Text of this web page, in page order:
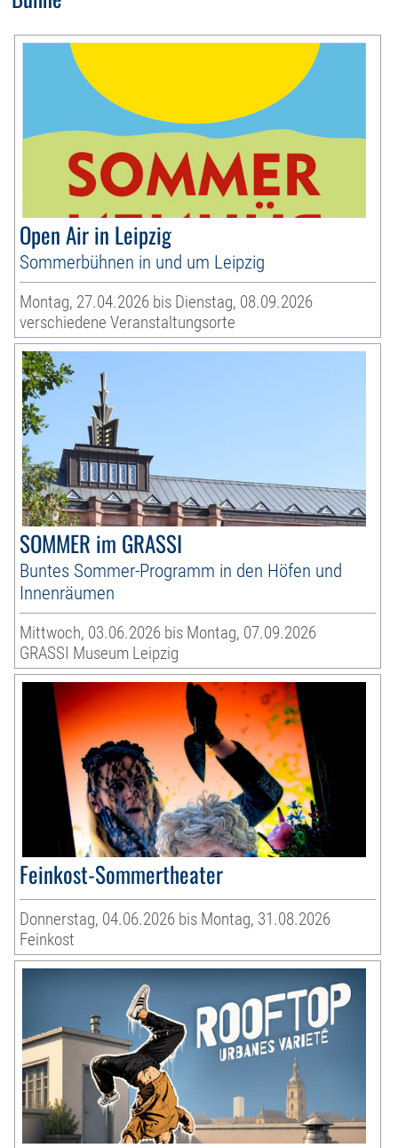
Open Air in Leipzig
Sommerbühnen in und um Leipzig
Montag, 27.04.2026 bis Dienstag, 08.09.2026
verschiedene Veranstaltungsorte
SOMMER im GRASSI
Buntes Sommer-Programm in den Höfen und
Innenräumen
Mittwoch, 03.06.2026 bis Montag, 07.09.2026
GRASSI Museum Leipzig
Feinkost-Sommertheater
Donnerstag, 04.06.2026 bis Montag, 31.08.2026
Feinkost